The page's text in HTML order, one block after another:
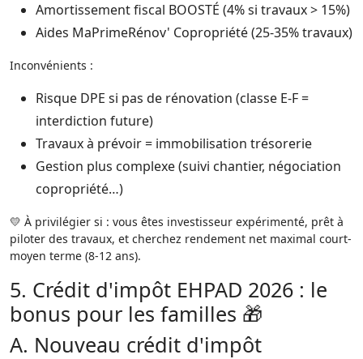
Amortissement fiscal BOOSTÉ (4% si travaux > 15%)​
Aides MaPrimeRénov' Copropriété (25-35% travaux)​
Inconvénients :
Risque DPE si pas de rénovation (classe E-F =
interdiction future)​
Travaux à prévoir = immobilisation trésorerie​
Gestion plus complexe (suivi chantier, négociation
copropriété…)​
💛 À privilégier si : vous êtes investisseur expérimenté, prêt à
piloter des travaux, et cherchez rendement net maximal court-
moyen terme (8-12 ans).​
5. Crédit d'impôt EHPAD 2026 : le
bonus pour les familles 🎁
A. Nouveau crédit d'impôt